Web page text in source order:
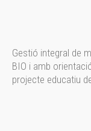
Gestió integral de
BIO i amb
projecte educatiu